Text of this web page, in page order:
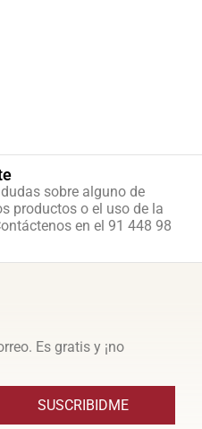
sobre alguno de
productos o el uso de la
en el 91 448 98
Es gratis y ¡no
SUSCRIBIDME